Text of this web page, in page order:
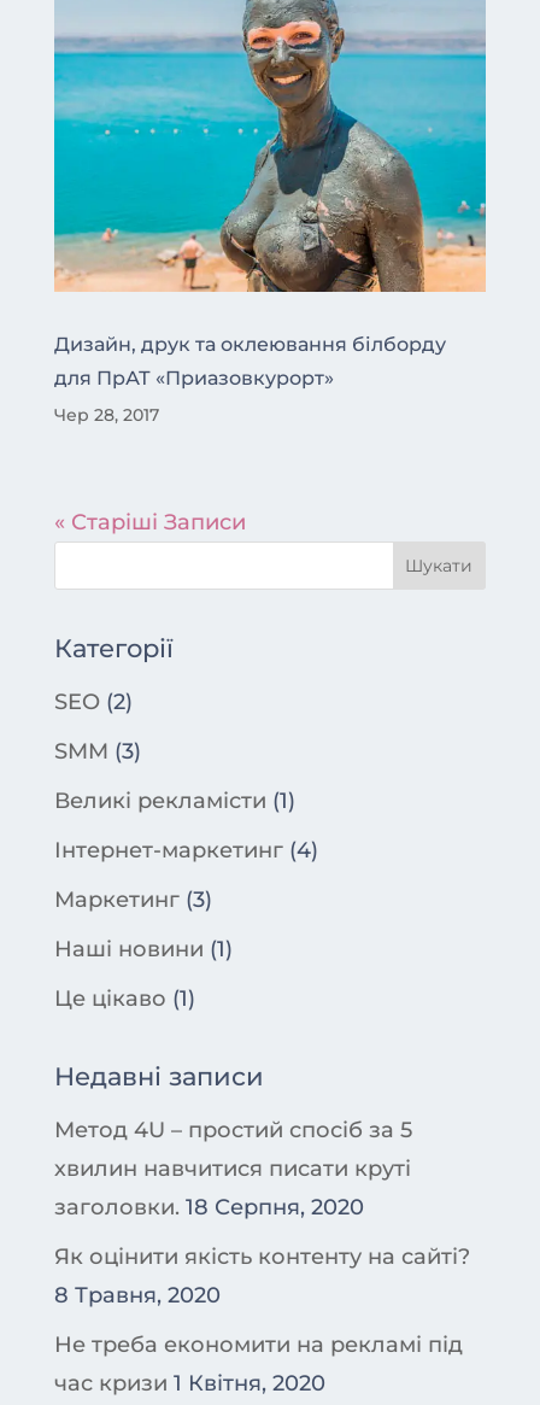
Дизайн, друк та оклеювання білборду
для ПрАТ «Приазовкурорт»
Чер 28, 2017
« Старіші Записи
Категорії
SEO(2)
SMM (3)
Великі рекламісти (1)
Інтернет-маркетинг(4)
Маркетинг(3)
Наші новини (1)
Це цікаво (1)
Недавні записи
Метод 4U – простий спосіб за 5
хвилин навчитися писати круті
заголовки. 18 Серпня, 2020
Як оцінити якість контенту на сайті?
8 Травня, 2020
Не треба економити на рекламі під
час кризи 1 Квітня, 2020